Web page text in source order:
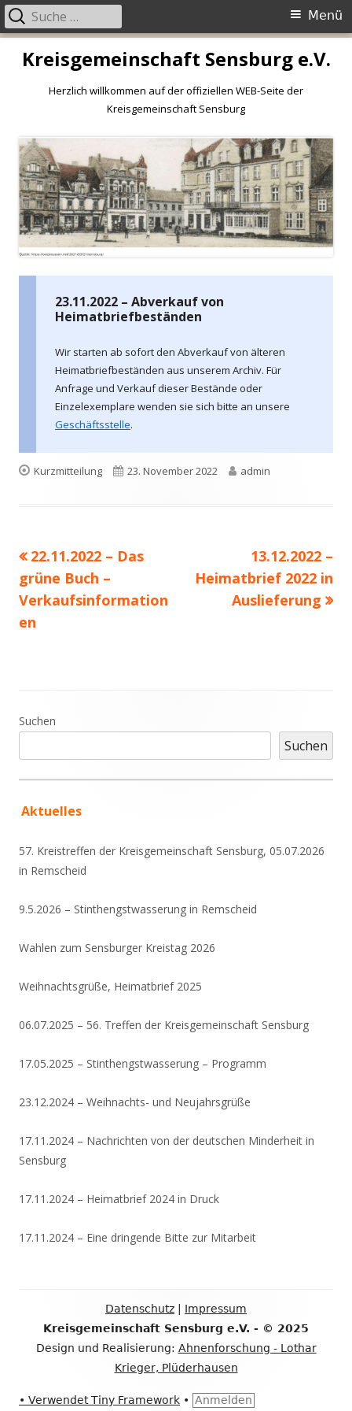
zumKreisgemeinschaft Sensburg e.V.
Herzlich willkommen auf der offiziellen WEB-Seite der
Kreisgemeinschaft Sensburg
Primäres
Menü
Menü
Suche
nach:
23.11.2022 – Abverkauf von
Heimatbriefbeständen
Wir starten ab sofort den Abverkauf von älteren
Heimatbriefbeständen aus unserem Archiv. Für
Anfrage und Verkauf dieser Bestände oder
Einzelexemplare wenden sie sich bitte an unsere
Geschäftsstelle.
Format
Kurzmitteilung
Veröffentlicht
23. November 2022 Autor
admin
Beitrags-
Navigation
Vorheriger
Beitrag:
22.11.2022 – Das
grüne Buch –
Verkaufsinformation
en
Nächster
Beitrag
13.12.2022 –
Heimatbrief 2022 in
Auslieferung
Haupt-
Suchen
Suchen
Aktuelles
57. Kreistreffen der Kreisgemeinschaft Sensburg, 05.07.2026
in Remscheid
9.5.2026 – Stinthengstwasserung in Remscheid
Wahlen zum Sensburger Kreistag 2026
Weihnachtsgrüße, Heimatbrief 2025
06.07.2025 – 56. Treffen der Kreisgemeinschaft Sensburg
17.05.2025 – Stinthengstwasserung – Programm
23.12.2024 – Weihnachts- und Neujahrsgrüße
17.11.2024 – Nachrichten von der deutschen Minderheit in
Sensburg
17.11.2024 – Heimatbrief 2024 in Druck
17.11.2024 – Eine dringende Bitte zur Mitarbeit
Inhalt
Datenschutz
Impressum
Kreisgemeinschaft Sensburg e.V. - © 2025
Design und Realisierung: Ahnenforschung - Lothar
Krieger, Plüderhausen
• VerwendetTiny Framework • Anmelden